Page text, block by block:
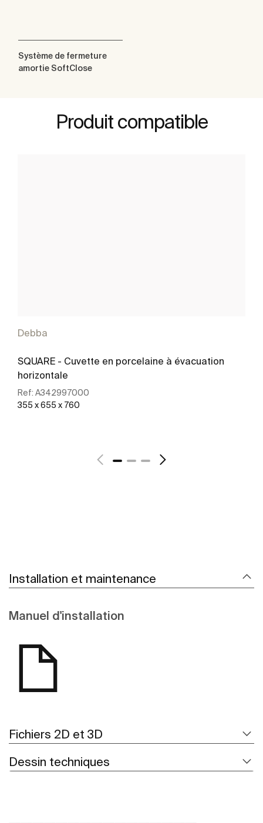
Système de fermeture
amortie SoftClose
Produit compatible
Debba
SQUARE - Cuvette en porcelaine à évacuation
horizontale
Ref: A342997000
355 x 655 x 760
Installation et maintenance
Manuel d'installation
Fichiers 2D et 3D
Dessin techniques